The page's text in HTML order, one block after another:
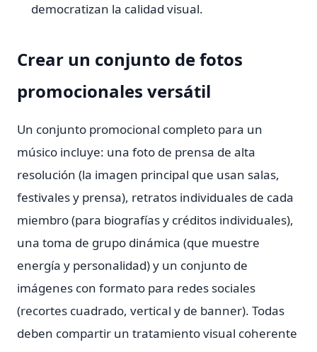
democratizan la calidad visual.
Crear un conjunto de fotos
promocionales versátil
Un conjunto promocional completo para un
músico incluye: una foto de prensa de alta
resolución (la imagen principal que usan salas,
festivales y prensa), retratos individuales de cada
miembro (para biografías y créditos individuales),
una toma de grupo dinámica (que muestre
energía y personalidad) y un conjunto de
imágenes con formato para redes sociales
(recortes cuadrado, vertical y de banner). Todas
deben compartir un tratamiento visual coherente